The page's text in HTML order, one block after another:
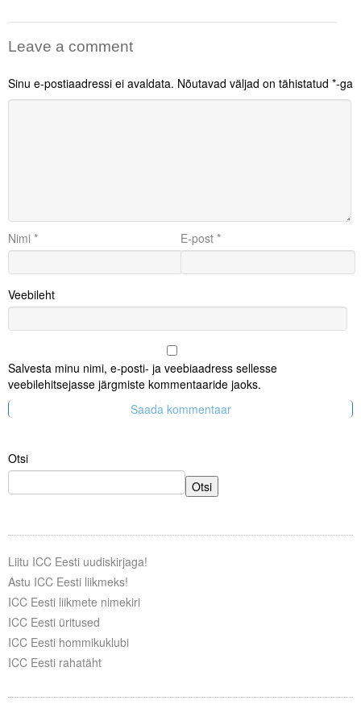
Leave a comment
Sinu e-postiaadressi ei avaldata. Nõutavad väljad on tähistatud *-ga
Nimi * E-post *
Veebileht
Salvesta minu nimi, e-posti- ja veebiaadress sellesse
veebilehitsejasse järgmiste kommentaaride jaoks.
Otsi
Otsi
Liitu ICC Eesti uudiskirjaga!
Astu ICC Eesti liikmeks!
ICC Eesti liikmete nimekiri
ICC Eesti üritused
ICC Eesti hommikuklubi
ICC Eesti rahatäht